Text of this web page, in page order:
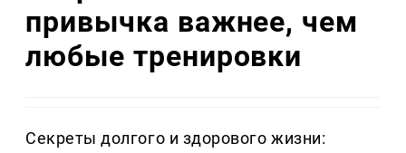
привычка важнее, чем
любые тренировки
Секреты долгого и здорового жизни: